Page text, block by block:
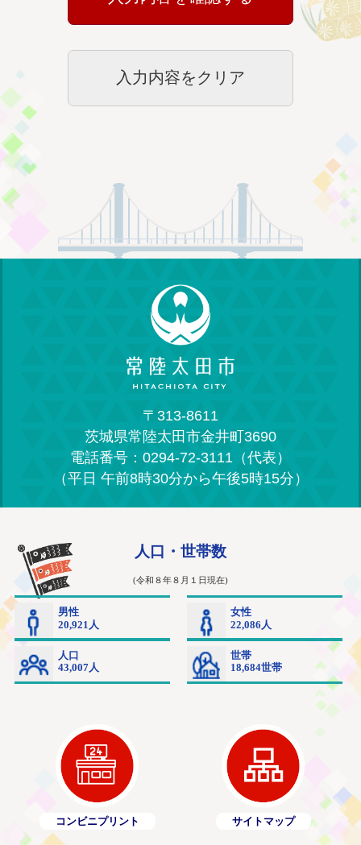
〒313-8611
茨城県常陸太田市金井町3690
電話番号：0294-72-3111（代表）
（平日 午前8時30分から午後5時15分）
コンビニプリント サイトマップ